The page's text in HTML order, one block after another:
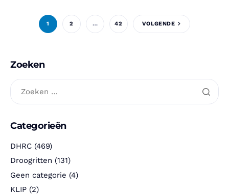
1 2 … 42 VOLGENDE
Zoeken
Categorieën
DHRC (469)
Droogritten (131)
Geen categorie (4)
KLIP (2)